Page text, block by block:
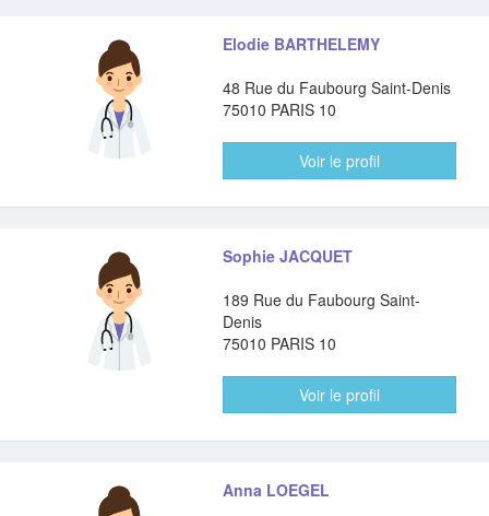
Elodie BARTHELEMY
48 Rue du Faubourg Saint-Denis
75010 PARIS 10
Voir le profil
Sophie JACQUET
189 Rue du Faubourg Saint-
Denis
75010 PARIS 10
Voir le profil
Anna LOEGEL